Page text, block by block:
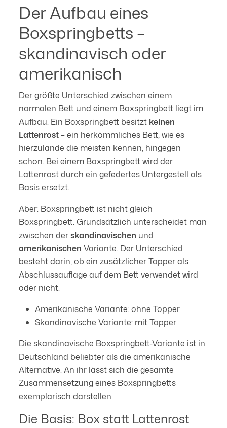
Der Aufbau eines
Boxspringbetts –
skandinavisch oder
amerikanisch
Der größte Unterschied zwischen einem
normalen Bett und einem Boxspringbett liegt im
Aufbau: Ein Boxspringbett besitzt keinen
Lattenrost– ein herkömmliches Bett, wie es
hierzulande die meisten kennen, hingegen
schon. Bei einem Boxspringbett wird der
Lattenrost durch ein gefedertes Untergestell als
Basis ersetzt.
Aber: Boxspringbett ist nicht gleich
Boxspringbett. Grundsätzlich unterscheidet man
zwischen derskandinavischen und
amerikanischen Variante. Der Unterschied
besteht darin, ob ein zusätzlicher Topper als
Abschlussauflage auf dem Bett verwendet wird
oder nicht.
Amerikanische Variante: ohne Topper
Skandinavische Variante: mit Topper
Die skandinavische Boxspringbett-Variante ist in
Deutschland beliebter als die amerikanische
Alternative. An ihr lässt sich die gesamte
Zusammensetzung eines Boxspringbetts
exemplarisch darstellen.
Die Basis: Box statt Lattenrost